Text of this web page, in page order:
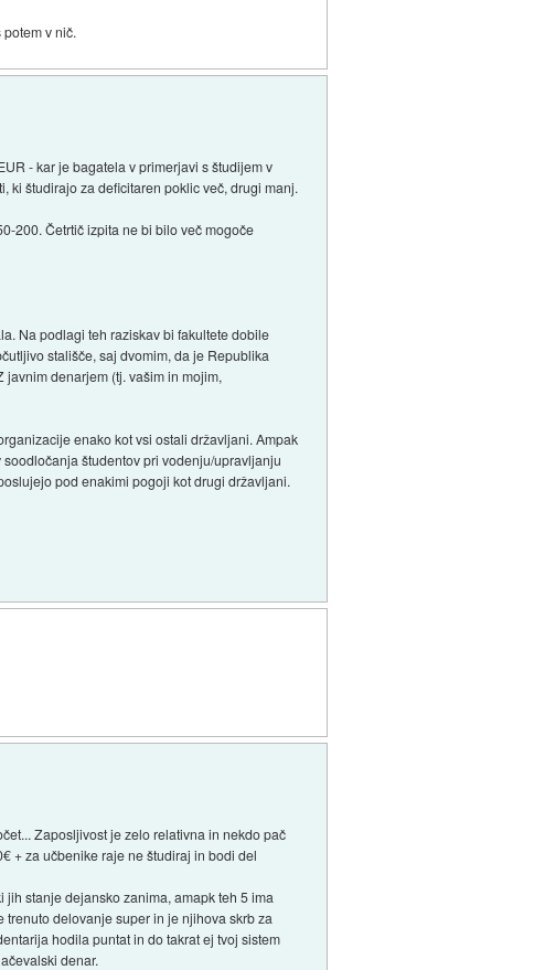
v nič.
- kar je bagatela v primerjavi s študijem v
ki študirajo za deficitaren poklic več, drugi manj.
200. Četrtič izpita ne bi bilo več mogoče
Na podlagi teh raziskav bi fakultete dobile
stališče, saj dvomim, da je Republika
denarjem (tj. vašim in mojim,
enako kot vsi ostali državljani. Ampak
študentov pri vodenju/upravljanju
pod enakimi pogoji kot drugi državljani.
Zaposljivost je zelo relativna in nekdo pač
+ za učbenike raje ne študiraj in bodi del
stanje dejansko zanima, amapk teh 5 ima
delovanje super in je njihova skrb za
hodila puntat in do takrat ej tvoj sistem
denar.